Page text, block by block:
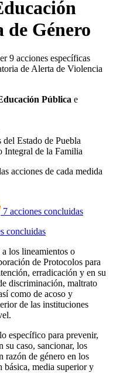
de Género
9 acciones específicas
de Alerta de Violencia
Pública e
Estado de Puebla
Integral de la Familia
acciones de cada medida
7 acciones concluidas
concluidas
los lineamientos o
de Protocolos para
erradicación y en su
discriminación, maltrato
como de acoso y
de las instituciones
específico para prevenir,
su caso, sancionar, los
razón de género en los
básica, media superior y